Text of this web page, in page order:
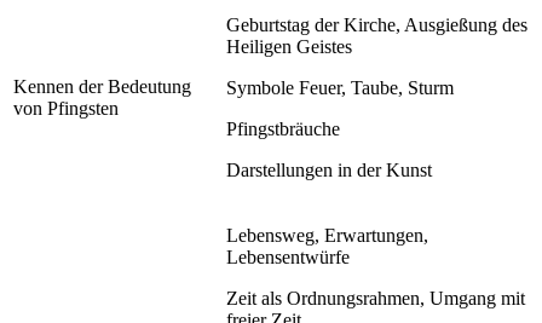
Kennen der Bedeutung
von Pfingsten
Geburtstag der Kirche, Ausgießung des
Heiligen Geistes
Symbole Feuer, Taube, Sturm
Pfingstbräuche
Darstellungen in der Kunst
Lebensweg, Erwartungen,
Lebensentwürfe
Zeit als Ordnungsrahmen, Umgang mit